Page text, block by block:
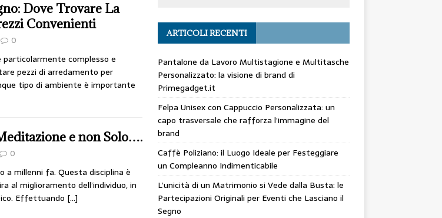
Dove Trovare La
Convenienti
0
particolarmente complesso e
pezzi di arredamento per
tipo di ambiente è importante
e non Solo….
0
a millenni fa. Questa disciplina è
al miglioramento dell’individuo, in
Effettuando […]
ARTICOLI RECENTI
Pantalone da Lavoro Multistagione e Multitasche
Personalizzato: la visione di brand di
Primegadget.it
Felpa Unisex con Cappuccio Personalizzata: un
capo trasversale che rafforza l’immagine del
brand
Caffè Poliziano: il Luogo Ideale per Festeggiare
un Compleanno Indimenticabile
L’unicità di un Matrimonio si Vede dalla Busta: le
Partecipazioni Originali per Eventi che Lasciano il
Segno